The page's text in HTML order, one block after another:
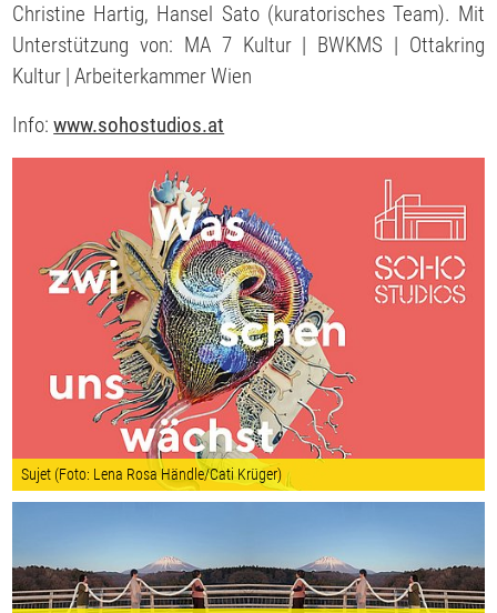
Christine Hartig, Hansel Sato (kuratorisches Team). Mit
Unterstützung von: MA 7 Kultur | BWKMS | Ottakring
Kultur | Arbeiterkammer Wien
Info:www.sohostudios.at
Sujet (Foto: Lena Rosa Händle/Cati Krüger)